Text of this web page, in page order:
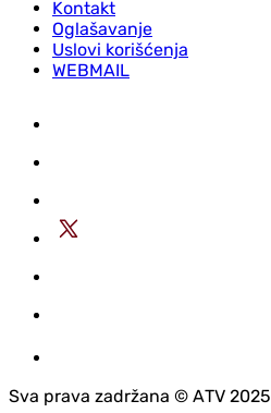
Kontakt
Oglašavanje
Uslovi korišćenja
WEBMAIL
Sva prava zadržana © АTV 2025